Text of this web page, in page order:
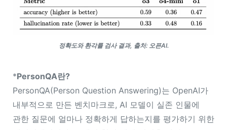
정확도와 환각률 검사 결과, 출처: 오픈AI.
*PersonQA란?
PersonQA(Person Question Answering)는 OpenAI가
내부적으로 만든 벤치마크로, AI 모델이 실존 인물에
관한 질문에 얼마나 정확하게 답하는지를 평가하기 위한